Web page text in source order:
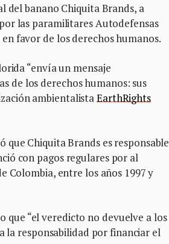
del banano Chiquita Brands, a
las paramilitares Autodefensas
favor de los derechos humanos.
“envía un mensaje
de los derechos humanos: sus
ambientalistaEarthRights
Chiquita Brands es responsable
con pagos regulares por al
Colombia, entre los años 1997 y
que “el veredicto no devuelve a los
la responsabilidad por financiar el